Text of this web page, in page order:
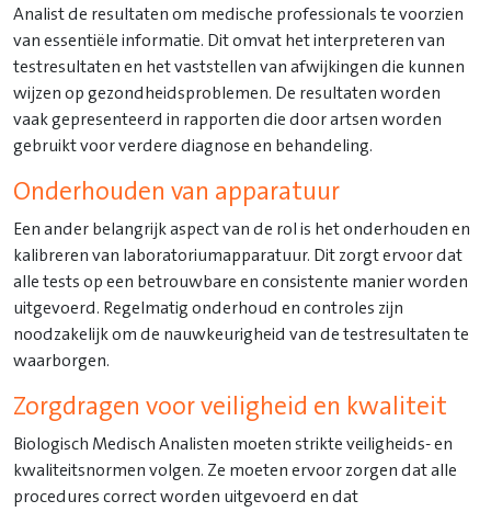
Analist de resultaten om medische professionals te voorzien
van essentiële informatie. Dit omvat het interpreteren van
testresultaten en het vaststellen van afwijkingen die kunnen
wijzen op gezondheidsproblemen. De resultaten worden
vaak gepresenteerd in rapporten die door artsen worden
gebruikt voor verdere diagnose en behandeling.
Onderhouden van apparatuur
Een ander belangrijk aspect van de rol is het onderhouden en
kalibreren van laboratoriumapparatuur. Dit zorgt ervoor dat
alle tests op een betrouwbare en consistente manier worden
uitgevoerd. Regelmatig onderhoud en controles zijn
noodzakelijk om de nauwkeurigheid van de testresultaten te
waarborgen.
Zorgdragen voor veiligheid en kwaliteit
Biologisch Medisch Analisten moeten strikte veiligheids- en
kwaliteitsnormen volgen. Ze moeten ervoor zorgen dat alle
procedures correct worden uitgevoerd en dat